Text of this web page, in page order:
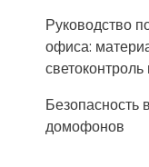
Руководство
офиса:
Безопасность
домофонов